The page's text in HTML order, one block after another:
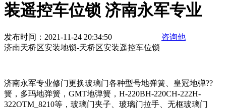
装遥控车位锁 济南永军专业
发布时间：2021-11-24 20:34:50
咨询他
济南天桥区安装地锁-天桥区安装遥控车位锁
济南永军专业修门更换玻璃门各种型号地弹簧、皇冠地弹??
簧，多玛地弹簧，GMT地弹簧，H-220BH-220CH-222H-
322OTM_8210等，玻璃门夹子、玻璃门拉手、无框玻璃门